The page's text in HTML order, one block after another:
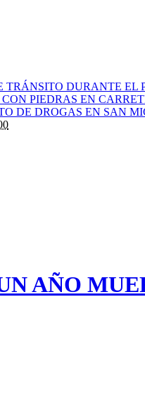
TRÁNSITO DURANTE EL
PIEDRAS EN
DE DROGAS EN SAN
AÑO